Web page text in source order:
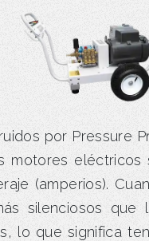
por Pressure
motores eléctricos
(amperios).
silenciosos que
lo que significa